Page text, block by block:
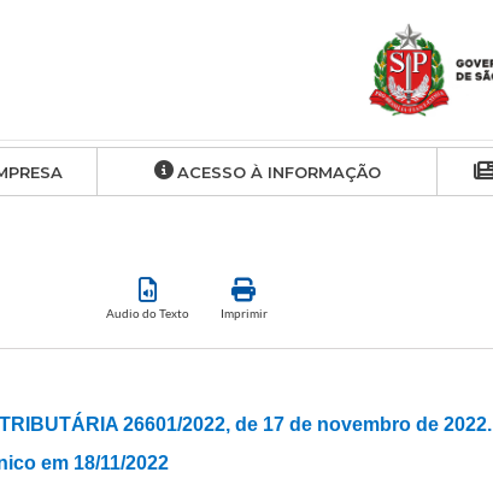
ACESSO À INFORMAÇÃO
Audio do Texto Imprimir
26601/2022, de 17 de novembro de 2022.
em 18/11/2022